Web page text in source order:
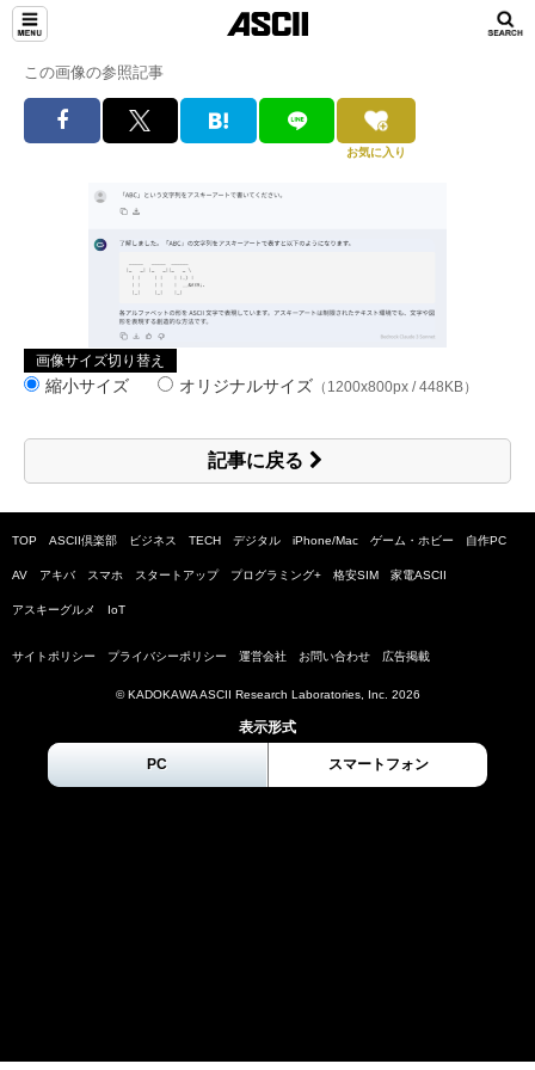
この画像の参照記事
お気に入り
画像サイズ切り替え
縮小サイズ オリジナルサイズ （1200x800px / 448KB）
記事に戻る
TOP ASCII倶楽部 ビジネス TECH デジタル iPhone/Mac ゲーム・ホビー 自作PC
AV アキバ スマホ スタートアップ プログラミング+ 格安SIM 家電ASCII
アスキーグルメ IoT
サイトポリシー プライバシーポリシー 運営会社 お問い合わせ 広告掲載
© KADOKAWA ASCII Research Laboratories, Inc. 2026
表示形式
PC スマートフォン